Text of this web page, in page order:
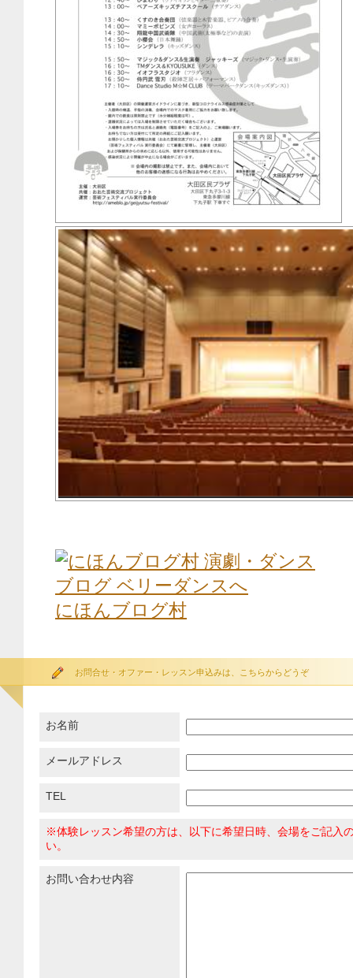
にほんブログ村
お問合せ・オファー・レッスン申込みは、こちらからどうぞ
お名前
メールアドレス
TEL
※体験レッスン希望の方は、以下に希望日時、会場をご記入
い。
お問い合わせ内容